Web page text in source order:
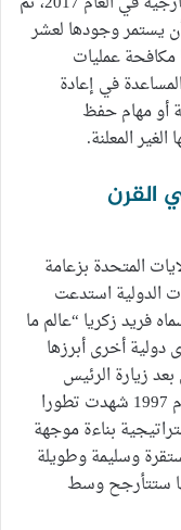
على أن يستمر وجودها لعشر
عمليات
في إعادة
أو مهام حفظ
المعلنة.
القرن
المتحدة بزعامة
الدولية استدعت
فريد زكريا “عالم ما
أخرى أبرزها
زيارة الرئيس
الصيني جيانغ تسه للولايات المتحدة في العام 1997 شهدت تطورا
بناءة موجهة
وسليمة وطويلة
ستتأرجح وسط